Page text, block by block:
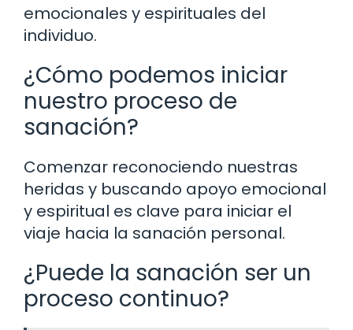
emocionales y espirituales del
individuo.
¿Cómo podemos iniciar
nuestro proceso de
sanación?
Comenzar reconociendo nuestras
heridas y buscando apoyo emocional
y espiritual es clave para iniciar el
viaje hacia la sanación personal.
¿Puede la sanación ser un
proceso continuo?